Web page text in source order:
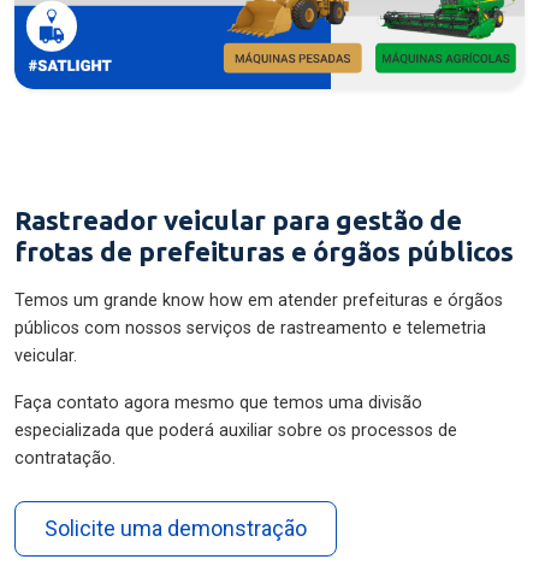
Rastreador veicular para gestão de
frotas de prefeituras e órgãos públicos
Temos um grande know how em atender prefeituras e órgãos
públicos com nossos serviços de rastreamento e telemetria
veicular.
Faça contato agora mesmo que temos uma divisão
especializada que poderá auxiliar sobre os processos de
contratação.
Solicite uma demonstração